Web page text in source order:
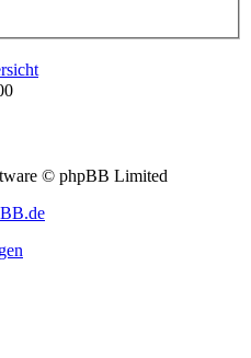
© phpBB Limited